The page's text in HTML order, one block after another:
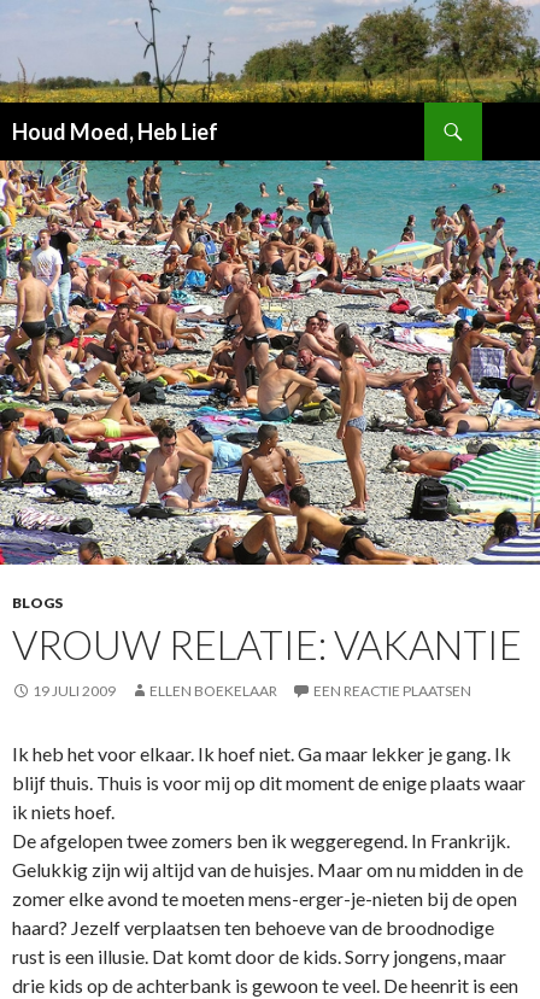
Houd Moed, Heb Lief
NAAR
INHOUD
BLOGS
VROUW RELATIE: VAKANTIE
19 JULI 2009 ELLEN BOEKELAAR EEN REACTIE PLAATSEN
Ik heb het voor elkaar. Ik hoef niet. Ga maar lekker je gang. Ik
blijf thuis. Thuis is voor mij op dit moment de enige plaats waar
ik niets hoef.
De afgelopen twee zomers ben ik weggeregend. In Frankrijk.
Gelukkig zijn wij altijd van de huisjes. Maar om nu midden in de
zomer elke avond te moeten mens-erger-je-nieten bij de open
haard? Jezelf verplaatsen ten behoeve van de broodnodige
rust is een illusie. Dat komt door de kids. Sorry jongens, maar
drie kids op de achterbank is gewoon te veel. De heenrit is een